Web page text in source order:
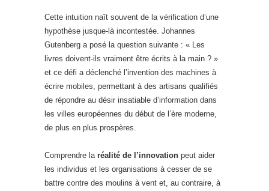
Cette intuition naît souvent de la vérification d’une
hypothèse jusque-là incontestée. Johannes
Gutenberg a posé la question suivante : « Les
livres doivent-ils vraiment être écrits à la main ? »
et ce défi a déclenché l’invention des machines à
écrire mobiles, permettant à des artisans qualifiés
de répondre au désir insatiable d’information dans
les villes européennes du début de l’ère moderne,
de plus en plus prospères.
Comprendre la réalité de l’innovation peut aider
les individus et les organisations à cesser de se
battre contre des moulins à vent et, au contraire, à